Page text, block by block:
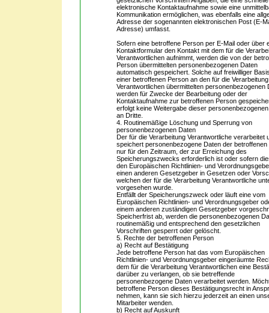
elektronische Kontaktaufnahme sowie eine
Kommunikation ermöglichen, was ebenfalls eine
Adresse der sogenannten elektronischen Post (E-
Adresse) umfasst.
Sofern eine betroffene Person per E-Mail oder über
Kontaktformular den Kontakt mit dem für die
Verantwortlichen aufnimmt, werden die von der
Person übermittelten personenbezogenen Daten
automatisch gespeichert. Solche auf freiwilliger
einer betroffenen Person an den für die Verarbeitung
Verantwortlichen übermittelten personenbezogenen
werden für Zwecke der Bearbeitung oder der
Kontaktaufnahme zur betroffenen Person
erfolgt keine Weitergabe dieser
an Dritte.
4. Routinemäßige Löschung und Sperrung von
personenbezogenen Daten
Der für die Verarbeitung Verantwortliche verarbeitet
speichert personenbezogene Daten der betroffenen
nur für den Zeitraum, der zur Erreichung des
Speicherungszwecks erforderlich ist oder sofern
den Europäischen Richtlinien- und
einen anderen Gesetzgeber in Gesetzen oder
welchen der für die Verarbeitung Verantwortliche
vorgesehen wurde.
Entfällt der Speicherungszweck oder läuft eine vom
Europäischen Richtlinien- und Verordnungsgeber
einem anderen zuständigen Gesetzgeber
Speicherfrist ab, werden die personenbezogenen
routinemäßig und entsprechend den gesetzlichen
Vorschriften gesperrt oder gelöscht.
5. Rechte der betroffenen Person
a) Recht auf Bestätigung
Jede betroffene Person hat das vom Europäischen
Richtlinien- und Verordnungsgeber eingeräumte
dem für die Verarbeitung Verantwortlichen eine
darüber zu verlangen, ob sie betreffende
personenbezogene Daten verarbeitet werden.
betroffene Person dieses Bestätigungsrecht in
nehmen, kann sie sich hierzu jederzeit an einen
Mitarbeiter wenden.
b) Recht auf Auskunft